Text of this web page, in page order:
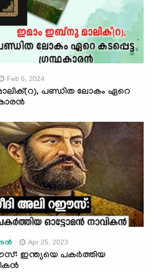
Feb 6, 2024
പണ്ഡിത ലോകം ഏറെ
Apr 25, 2023
ഇന്ത്യയെ പകർത്തിയ